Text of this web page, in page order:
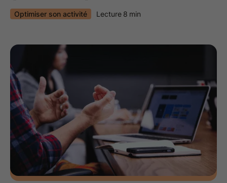
Optimiser son activité Lecture 8 min